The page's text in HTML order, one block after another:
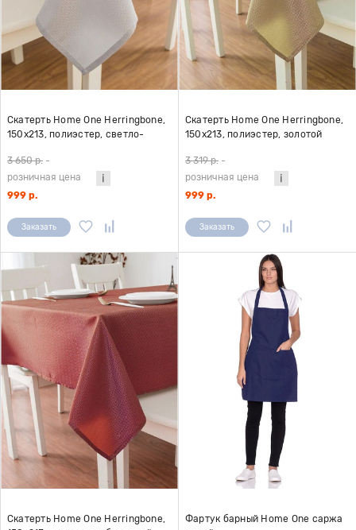
Скатерть Home One Herringbone,
150х213, полиэстер, светло-
3 650 р. -
розничная цена
999 р.
Заказать
Скатерть Home One Herringbone,
150х213, полиэстер, золотой
3 319 р. -
розничная цена
999 р.
Заказать
Скатерть Home One Herringbone,
Фартук барный Home One саржа